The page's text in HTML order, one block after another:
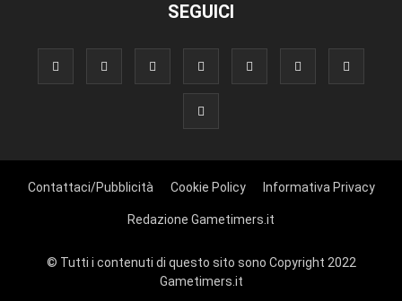
SEGUICI
Contattaci/Pubblicità Cookie Policy Informativa Privacy
Redazione Gametimers.it
© Tutti i contenuti di questo sito sono Copyright 2022
Gametimers.it